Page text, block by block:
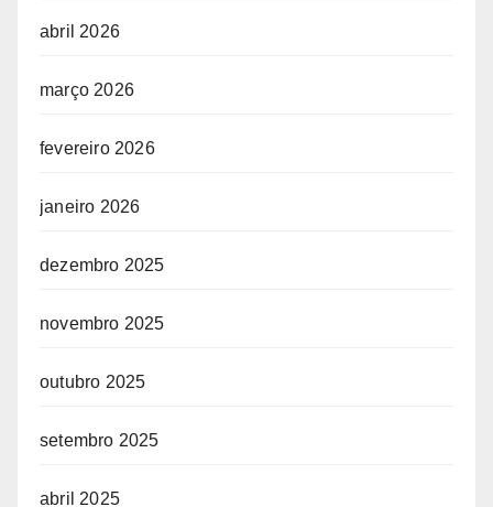
abril 2026
março 2026
fevereiro 2026
janeiro 2026
dezembro 2025
novembro 2025
outubro 2025
setembro 2025
abril 2025